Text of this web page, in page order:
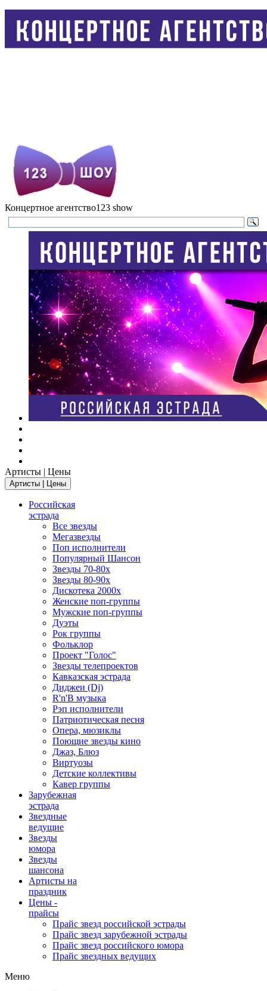
Концертное агентство123 show
Артисты | Цены
Артисты | Цены
Российская
эстрада
Все звезды
Мегазвезды
Поп исполнители
Популярный Шансон
Звезды 70-80х
Звезды 80-90х
Дискотека 2000х
Женские поп-группы
Мужские поп-группы
Дуэты
Рок группы
Фольклор
Проект "Голос"
Звезды телепроектов
Кавказская эстрада
Диджеи (Dj)
R'n'B музыка
Рэп исполнители
Патриотическая песня
Опера, мюзиклы
Поющие звезды кино
Джаз, Блюз
Виртуозы
Детские коллективы
Кавер группы
Зарубежная
эстрада
Звездные
ведущие
Звезды
юмора
Звезды
шансона
Артисты на
праздник
Цены -
прайсы
Прайс звезд российской эстрады
Прайс звезд зарубежной эстрады
Прайс звезд российского юмора
Прайс звездных ведущих
Меню